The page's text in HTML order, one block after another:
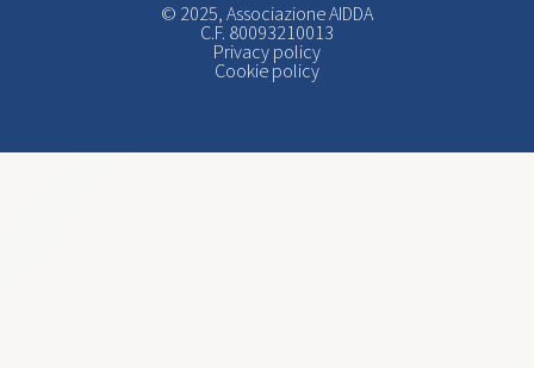
© 2025, Associazione AIDDA
C.F. 80093210013
Privacy policy
Cookie policy